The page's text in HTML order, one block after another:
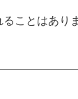
ことはあり